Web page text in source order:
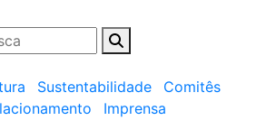
Sustentabilidade
Comitês
Imprensa